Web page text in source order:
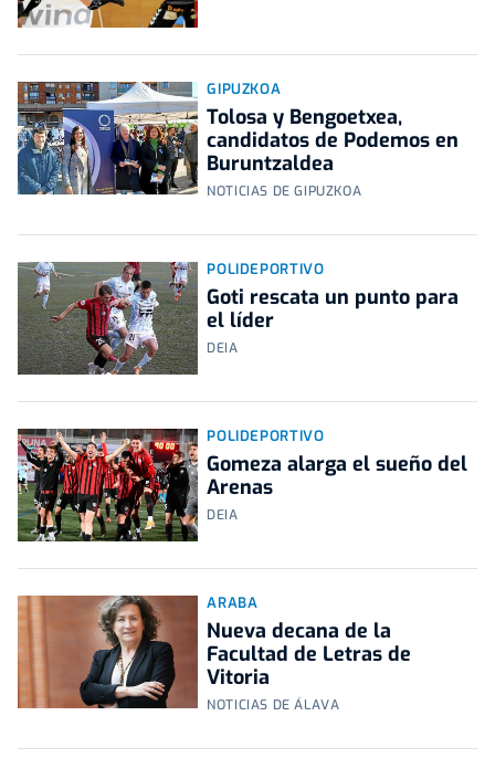
GIPUZKOA
Tolosa y Bengoetxea,
candidatos de Podemos en
Buruntzaldea
NOTICIAS DE GIPUZKOA
POLIDEPORTIVO
Goti rescata un punto para
el líder
DEIA
POLIDEPORTIVO
Gomeza alarga el sueño del
Arenas
DEIA
ARABA
Nueva decana de la
Facultad de Letras de
Vitoria
NOTICIAS DE ÁLAVA